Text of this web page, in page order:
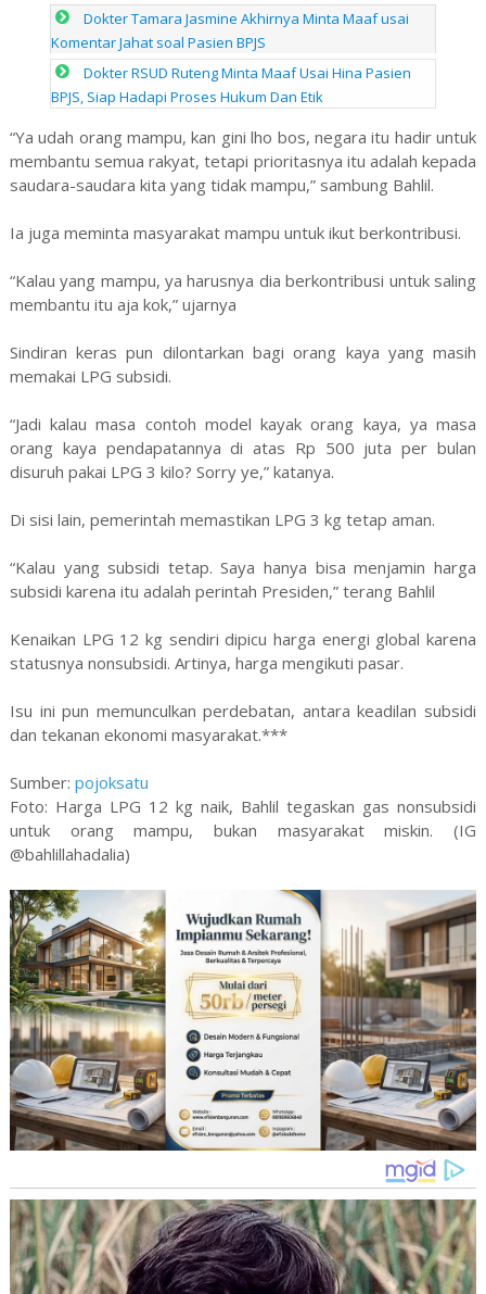
Dokter Tamara Jasmine Akhirnya Minta Maaf usai
Komentar Jahat soal Pasien BPJS
Dokter RSUD Ruteng Minta Maaf Usai Hina Pasien
BPJS, Siap Hadapi Proses Hukum Dan Etik
“Ya udah orang mampu, kan gini lho bos, negara itu hadir untuk
membantu semua rakyat, tetapi prioritasnya itu adalah kepada
saudara-saudara kita yang tidak mampu,” sambung Bahlil.
Ia juga meminta masyarakat mampu untuk ikut berkontribusi.
“Kalau yang mampu, ya harusnya dia berkontribusi untuk saling
membantu itu aja kok,” ujarnya
Sindiran keras pun dilontarkan bagi orang kaya yang masih
memakai LPG subsidi.
“Jadi kalau masa contoh model kayak orang kaya, ya masa
orang kaya pendapatannya di atas Rp 500 juta per bulan
disuruh pakai LPG 3 kilo? Sorry ye,” katanya.
Di sisi lain, pemerintah memastikan LPG 3 kg tetap aman.
“Kalau yang subsidi tetap. Saya hanya bisa menjamin harga
subsidi karena itu adalah perintah Presiden,” terang Bahlil
Kenaikan LPG 12 kg sendiri dipicu harga energi global karena
statusnya nonsubsidi. Artinya, harga mengikuti pasar.
Isu ini pun memunculkan perdebatan, antara keadilan subsidi
dan tekanan ekonomi masyarakat.***
Sumber: pojoksatu
Foto: Harga LPG 12 kg naik, Bahlil tegaskan gas nonsubsidi
untuk orang mampu, bukan masyarakat miskin. (IG
@bahlillahadalia)